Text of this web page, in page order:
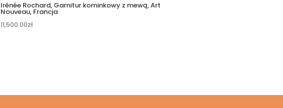
Irénée Rochard, Garnitur kominkowy z mewą, Art
Nouveau, Francja
11,500.00zł